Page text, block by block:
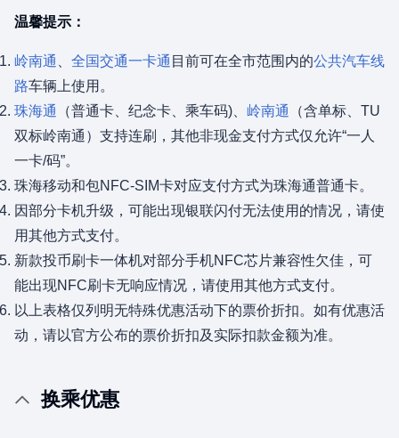
温馨提示：
岭南通 全国交通一卡通 目前可在全市范围内的公共汽车线
路车辆上使用。
珠海通
（普通卡、纪念卡、乘车码)、 岭南通
（含单标、TU
双标岭南通）支持连刷，其他非现金支付方式仅允许“一人
一卡/码”。
珠海移动和包NFC-SIM卡对应支付方式为珠海通普通卡。
因部分卡机升级，可能出现银联闪付无法使用的情况，请使
用其他方式支付。
新款投币刷卡一体机对部分手机NFC芯片兼容性欠佳，可
能出现NFC刷卡无响应情况，请使用其他方式支付。
以上表格仅列明无特殊优惠活动下的票价折扣。如有优惠活
动，请以官方公布的票价折扣及实际扣款金额为准。
换乘优惠